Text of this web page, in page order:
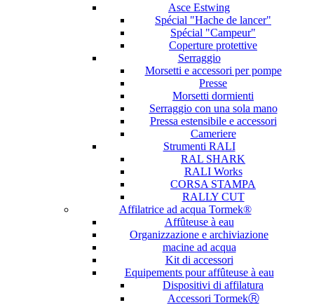
Asce Estwing
Spécial "Hache de lancer"
Spécial "Campeur"
Coperture protettive
Serraggio
Morsetti e accessori per pompe
Presse
Morsetti dormienti
Serraggio con una sola mano
Pressa estensibile e accessori
Cameriere
Strumenti RALI
RAL SHARK
RALI Works
CORSA STAMPA
RALLY CUT
Affilatrice ad acqua Tormek®
Affûteuse à eau
Organizzazione e archiviazione
macine ad acqua
Kit di accessori
Equipements pour affûteuse à eau
Dispositivi di affilatura
Accessori TormekⓇ